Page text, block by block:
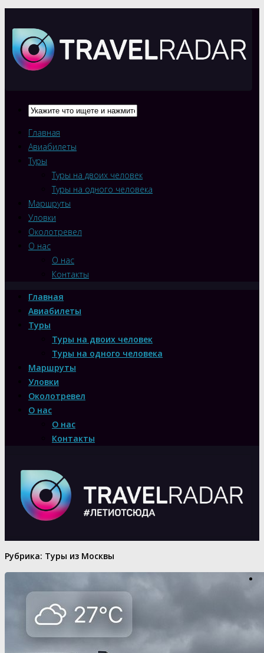
Главная
Авиабилеты
Туры
Туры на двоих человек
Туры на одного человека
Маршруты
Уловки
Околотревел
О нас
О нас
Контакты
Главная
Авиабилеты
Туры
Туры на двоих человек
Туры на одного человека
Маршруты
Уловки
Околотревел
О нас
О нас
Контакты
Рубрика: Туры из Москвы